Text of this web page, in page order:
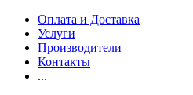
Оплата и Доставка
Услуги
Производители
Контакты
...